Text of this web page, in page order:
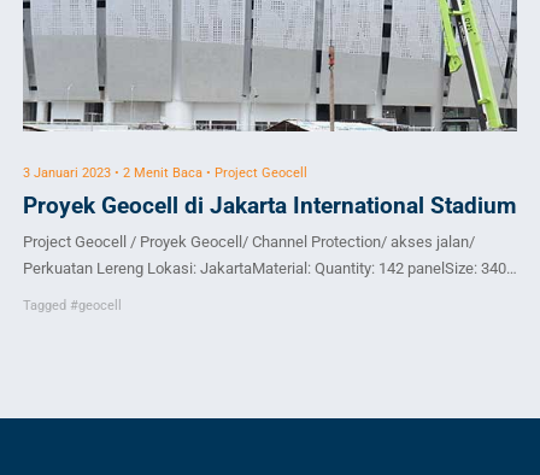
3 Januari 2023 • 2 Menit Baca • Project Geocell
Proyek Geocell di Jakarta International Stadium
Project Geocell / Proyek Geocell/ Channel Protection/ akses jalan/
Perkuatan Lereng Lokasi: JakartaMaterial: Quantity: 142 panelSize: 3408
Tagged #geocell